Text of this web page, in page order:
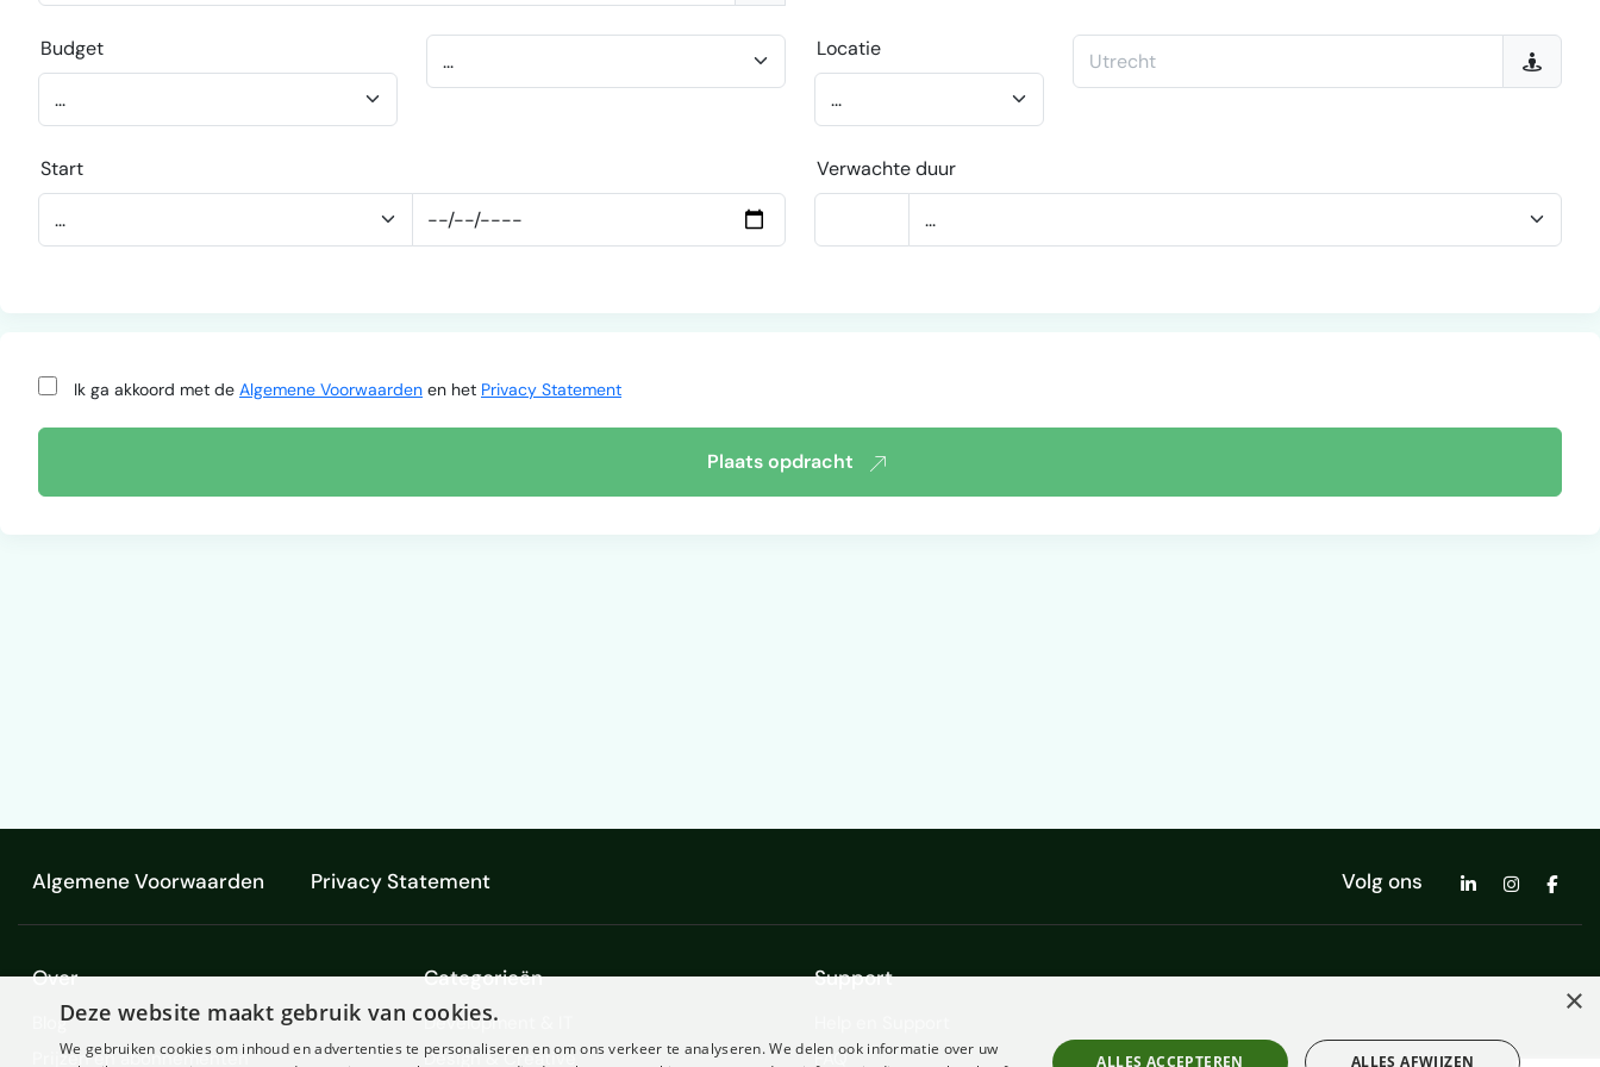
Budget Locatie
Start Verwachte duur
Ik ga akkoord met deAlgemene Voorwaarden en het Privacy Statement
Plaats opdracht
Algemene Voorwaarden Privacy Statement Volg ons
Over
Blog
Prijzen en abonnementen
Categorieën
Development & IT
Design & Creative
Support
FAQ
×
Deze website maakt gebruik van cookies.
We gebruiken cookies om inhoud en advertenties te personaliseren en om ons verkeer te analyseren. We delen ook informatie over uw
ALLES ACCEPTEREN ALLES AFWIJZEN